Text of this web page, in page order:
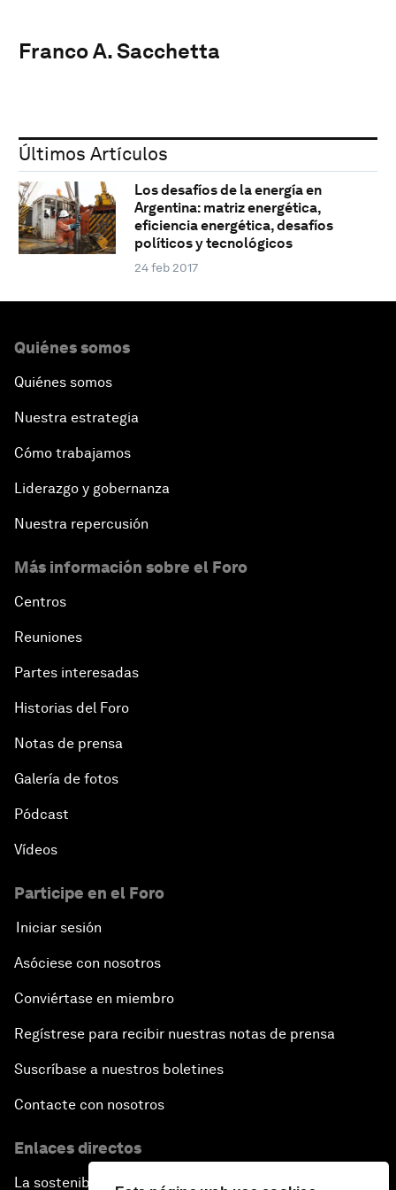
Franco A. Sacchetta
Últimos Artículos
Los desafíos de la energía en
Argentina: matriz energética,
eficiencia energética, desafíos
políticos y tecnológicos
24 feb 2017
Quiénes somos
Quiénes somos
Nuestra estrategia
Cómo trabajamos
Liderazgo y gobernanza
Nuestra repercusión
Más información sobre el Foro
Centros
Reuniones
Partes interesadas
Historias del Foro
Notas de prensa
Galería de fotos
Pódcast
Vídeos
Participe en el Foro
Iniciar sesión
Asóciese con nosotros
Conviértase en miembro
Regístrese para recibir nuestras notas de prensa
Suscríbase a nuestros boletines
Contacte con nosotros
Enlaces directos
La sostenibilidad en el Foro